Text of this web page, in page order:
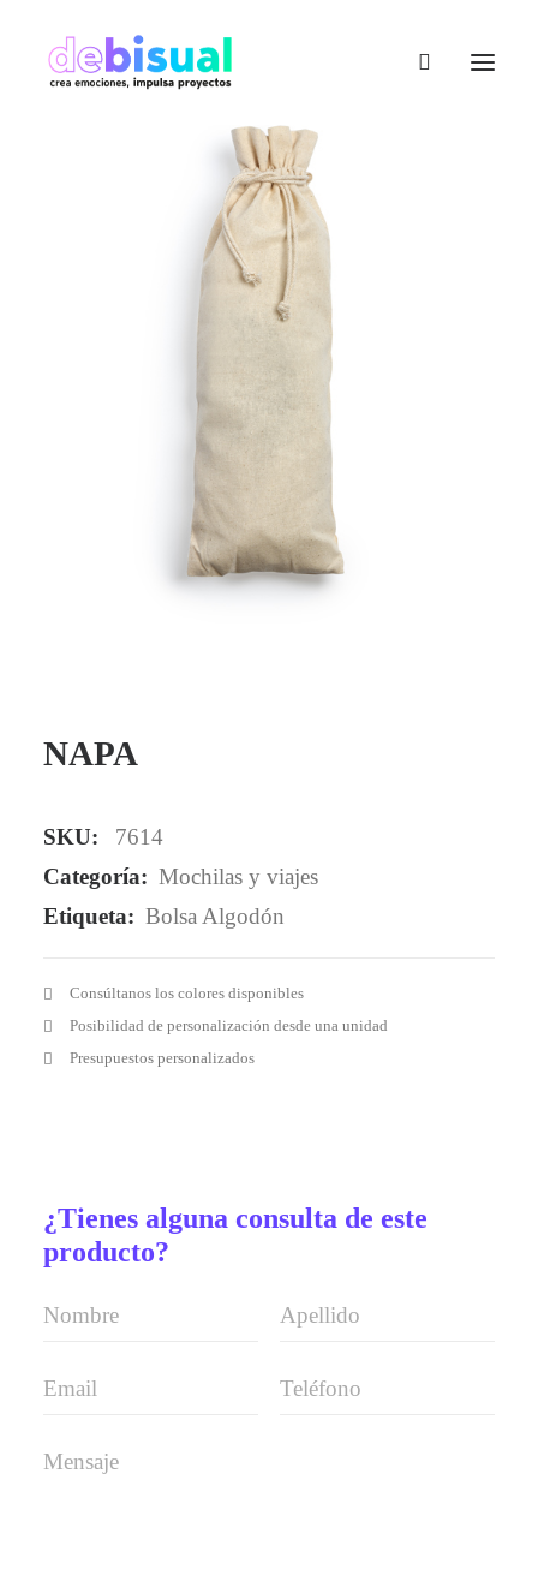
NAPA
SKU:
7614
Categoría: Mochilas y viajes
Etiqueta: Bolsa Algodón
Consúltanos los colores disponibles
Posibilidad de personalización desde una unidad
Presupuestos personalizados
¿Tienes alguna consulta de este
producto?